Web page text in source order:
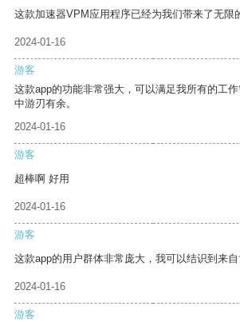
这款加速器VPM应用程序已经为我们带来了无限
2024-01-16
游客
这款app的功能非常强大，可以满足我所有的工
中游刃有余。
2024-01-16
游客
超棒啊 好用
2024-01-16
游客
这款app的用户群体非常庞大，我可以结识到来自
2024-01-16
游客